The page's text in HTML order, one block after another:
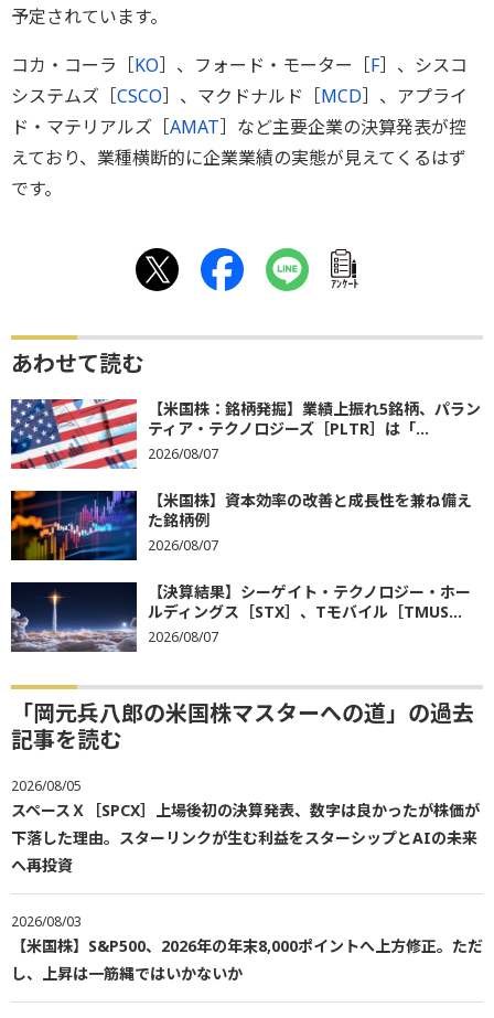
予定されています。
コカ・コーラ［KO］、フォード・モーター［F］、シスコ
システムズ［CSCO］、マクドナルド［MCD］、アプライ
ド・マテリアルズ［AMAT］など主要企業の決算発表が控
えており、業種横断的に企業業績の実態が見えてくるはず
です。
ｱﾝｹｰﾄ
あわせて読む
【米国株：銘柄発掘】業績上振れ5銘柄、パラン
ティア・テクノロジーズ［PLTR］は「...
2026/08/07
【米国株】資本効率の改善と成長性を兼ね備え
た銘柄例
2026/08/07
【決算結果】シーゲイト・テクノロジー・ホー
ルディングス［STX］、Tモバイル［TMUS...
2026/08/07
「岡元兵八郎の米国株マスターへの道」の過去
記事を読む
2026/08/05
スペースＸ［SPCX］上場後初の決算発表、数字は良かったが株価が
下落した理由。スターリンクが生む利益をスターシップとAIの未来
へ再投資
2026/08/03
【米国株】S&P500、2026年の年末8,000ポイントへ上方修正。ただ
し、上昇は一筋縄ではいかないか